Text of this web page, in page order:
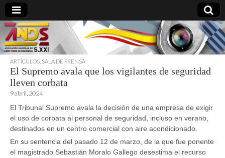
directoresdeseguridad.es
ARTÍCULOS SALA DE PRENSA
El Supremo avala que los vigilantes de seguridad
lleven corbata
9 abril, 2024
El Tribunal Supremo avala la decisión de una empresa de exigir
el uso de corbata al personal de seguridad, incluso en verano,
destinados en un centro comercial con aire acondicionado.
En su sentencia del pasado 12 de marzo, de la que fue ponente
el magistrado Sebastián Moralo Gallego desestima el recurso